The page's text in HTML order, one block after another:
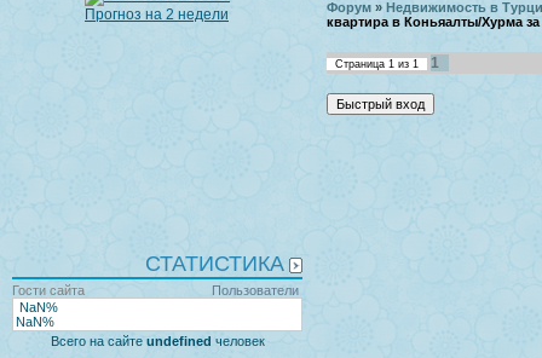
Прогноз на 2 недели
СТАТИСТИКА
Пользователи
Гости сайта
NaN%
NaN%
Всего на сайте undefined человек
Форум » Недвижимость в
квартира в Коньяалты/Хурма за
Страница 1 из 1 1